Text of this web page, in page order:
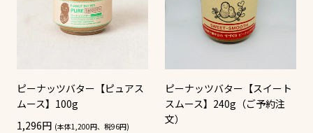
ピーナッツバター【ピュアス
ムース】100g
1,296円 (本体1,200円、税96円)
ピーナッツバター【スイート
スムース】240g（ご予約注
文）